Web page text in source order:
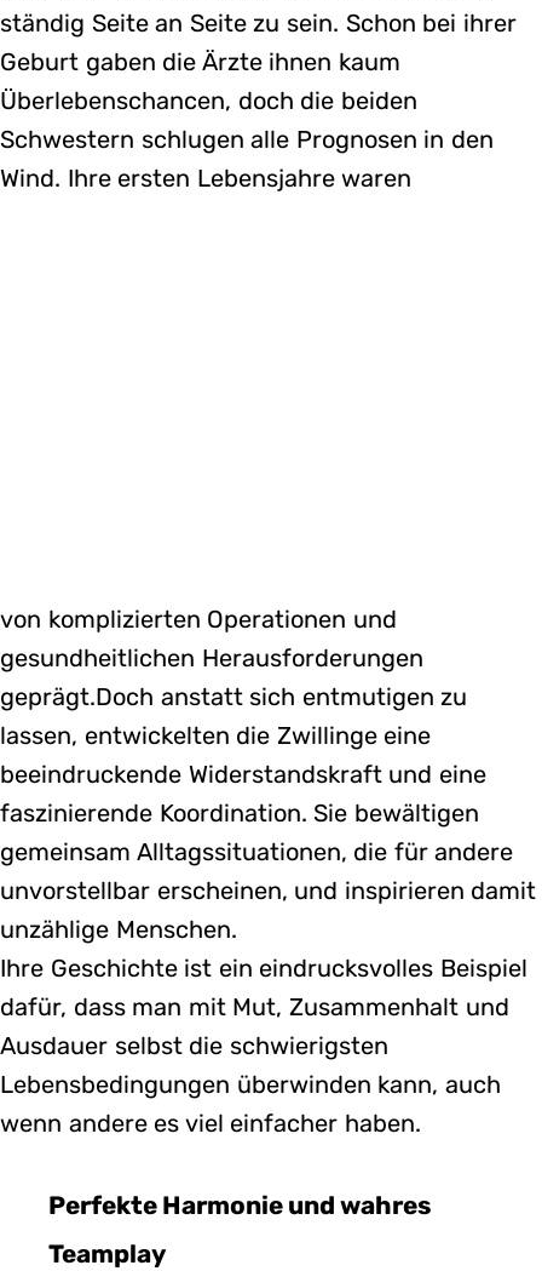
ständig Seite an Seite zu sein. Schon bei ihrer
Geburt gaben die Ärzte ihnen kaum
Überlebenschancen, doch die beiden
Schwestern schlugen alle Prognosen in den
Wind. Ihre ersten Lebensjahre waren
von komplizierten Operationen und
gesundheitlichen Herausforderungen
geprägt.Doch anstatt sich entmutigen zu
lassen, entwickelten die Zwillinge eine
beeindruckende Widerstandskraft und eine
faszinierende Koordination. Sie bewältigen
gemeinsam Alltagssituationen, die für andere
unvorstellbar erscheinen, und inspirieren damit
unzählige Menschen.
Ihre Geschichte ist ein eindrucksvolles Beispiel
dafür, dass man mit Mut, Zusammenhalt und
Ausdauer selbst die schwierigsten
Lebensbedingungen überwinden kann, auch
wenn andere es viel einfacher haben.
Perfekte Harmonie und wahres
Teamplay